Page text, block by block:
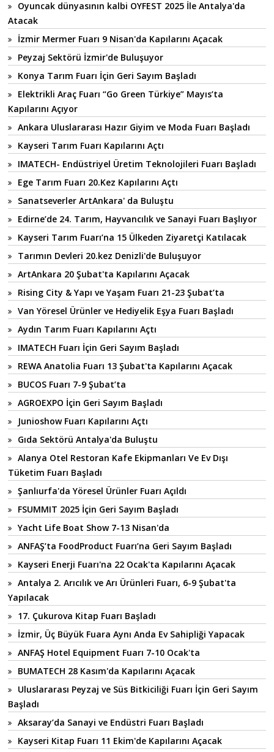
Oyuncak dünyasının kalbi OYFEST 2025 İle Antalya'da
Atacak
İzmir Mermer Fuarı 9 Nisan'da Kapılarını Açacak
Peyzaj Sektörü İzmir'de Buluşuyor
Konya Tarım Fuarı İçin Geri Sayım Başladı
Elektrikli Araç Fuarı “Go Green Türkiye” Mayıs’ta
Kapılarını Açıyor
Ankara Uluslararası Hazır Giyim ve Moda Fuarı Başladı
Kayseri Tarım Fuarı Kapılarını Açtı
IMATECH- Endüstriyel Üretim Teknolojileri Fuarı Başladı
Ege Tarım Fuarı 20.Kez Kapılarını Açtı
Sanatseverler ArtAnkara' da Buluştu
Edirne’de 24. Tarım, Hayvancılık ve Sanayi Fuarı Başlıyor
Kayseri Tarım Fuarı’na 15 Ülkeden Ziyaretçi Katılacak
Tarımın Devleri 20.kez Denizli'de Buluşuyor
ArtAnkara 20 Şubat'ta Kapılarını Açacak
Rising City & Yapı ve Yaşam Fuarı 21-23 Şubat’ta
Van Yöresel Ürünler ve Hediyelik Eşya Fuarı Başladı
Aydın Tarım Fuarı Kapılarını Açtı
IMATECH Fuarı İçin Geri Sayım Başladı
REWA Anatolia Fuarı 13 Şubat'ta Kapılarını Açacak
BUCOS Fuarı 7-9 Şubat’ta
AGROEXPO İçin Geri Sayım Başladı
Junioshow Fuarı Kapılarını Açtı
Gıda Sektörü Antalya'da Buluştu
Alanya Otel Restoran Kafe Ekipmanları Ve Ev Dışı
Tüketim Fuarı Başladı
Şanlıurfa'da Yöresel Ürünler Fuarı Açıldı
FSUMMIT 2025 İçin Geri Sayım Başladı
Yacht Life Boat Show 7-13 Nisan'da
ANFAŞ’ta FoodProduct Fuarı’na Geri Sayım Başladı
Kayseri Enerji Fuarı'na 22 Ocak'ta Kapılarını Açacak
Antalya 2. Arıcılık ve Arı Ürünleri Fuarı, 6-9 Şubat'ta
Yapılacak
17. Çukurova Kitap Fuarı Başladı
İzmir, Üç Büyük Fuara Aynı Anda Ev Sahipliği Yapacak
ANFAŞ Hotel Equipment Fuarı 7-10 Ocak'ta
BUMATECH 28 Kasım'da Kapılarını Açacak
Uluslararası Peyzaj ve Süs Bitkiciliği Fuarı İçin Geri Sayım
Başladı
Aksaray’da Sanayi ve Endüstri Fuarı Başladı
Kayseri Kitap Fuarı 11 Ekim'de Kapılarını Açacak